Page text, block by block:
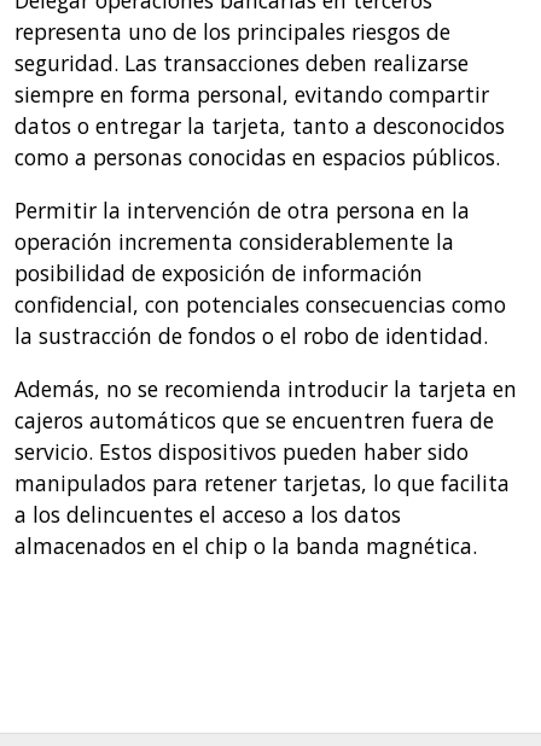
representa uno de los principales riesgos de
seguridad. Las transacciones deben realizarse
siempre en forma personal, evitando compartir
datos o entregar la tarjeta, tanto a desconocidos
como a personas conocidas en espacios públicos.
Permitir la intervención de otra persona en la
operación incrementa considerablemente la
posibilidad de exposición de información
confidencial, con potenciales consecuencias como
la sustracción de fondos o el robo de identidad.
Además, no se recomienda introducir la tarjeta en
cajeros automáticos que se encuentren fuera de
servicio. Estos dispositivos pueden haber sido
manipulados para retener tarjetas, lo que facilita
a los delincuentes el acceso a los datos
almacenados en el chip o la banda magnética.